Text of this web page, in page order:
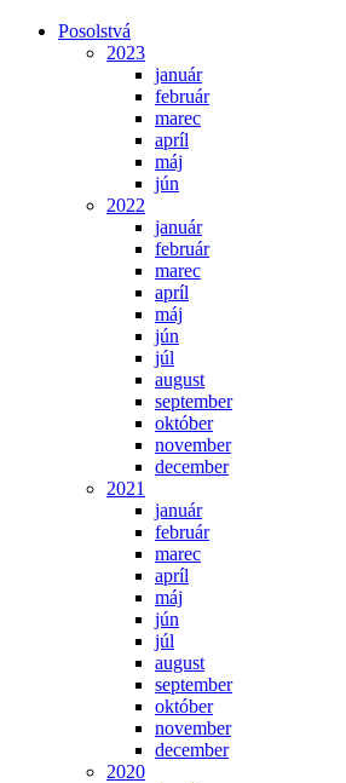
Posolstvá
2023
január
február
marec
apríl
máj
jún
2022
január
február
marec
apríl
máj
jún
júl
august
september
október
november
december
2021
január
február
marec
apríl
máj
jún
júl
august
september
október
november
december
2020